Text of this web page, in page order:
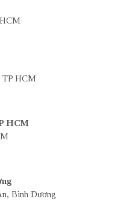
TP HCM
HCM
Bình Dương